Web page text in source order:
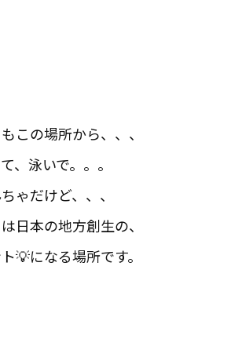
この場所から、、、
、泳いで。。。
ゃだけど、、、
日本の地方創生の、
💡になる場所です。